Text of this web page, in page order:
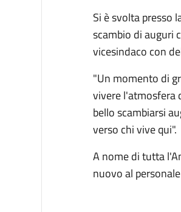
Si è svolta presso
scambio di auguri
vicesindaco con
"Un momento di
vivere l'atmosfera
bello scambiarsi
verso chi vive qui".
A nome di tutta
nuovo al